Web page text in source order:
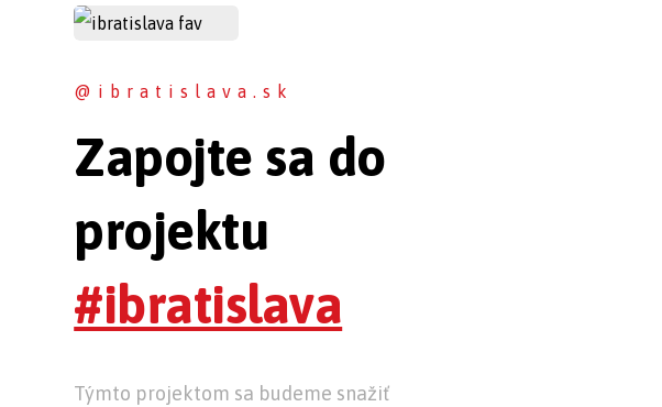
@ibratislava.sk
Zapojte sa do
projektu
#ibratislava
Týmto projektom sa budeme snažiť